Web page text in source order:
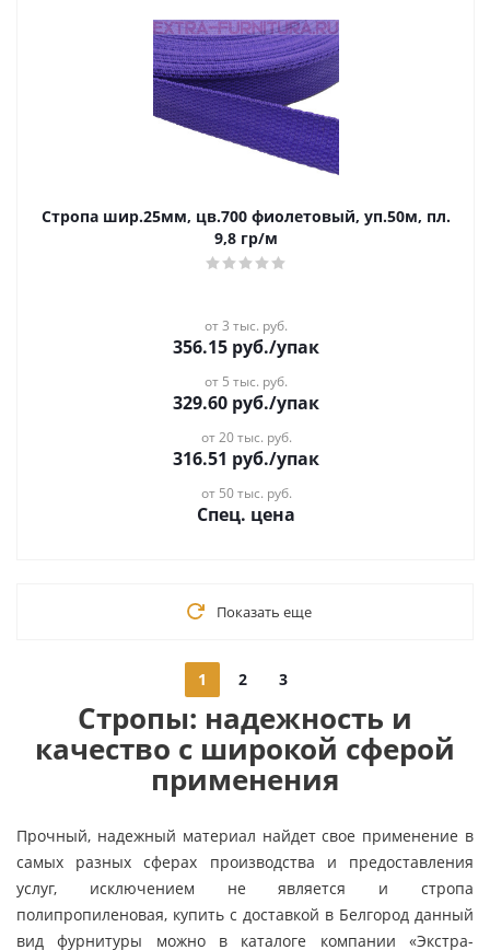
Стропа шир.25мм, цв.700 фиолетовый, уп.50м, пл.
9,8 гр/м
от 3 тыс. руб.
356.15 руб./упак
от 5 тыс. руб.
329.60 руб./упак
от 20 тыс. руб.
316.51 руб./упак
от 50 тыс. руб.
Спец. цена
Показать еще
1 2 3
Стропы: надежность и
качество с широкой сферой
применения
Прочный, надежный материал найдет свое применение в
самых разных сферах производства и предоставления
услуг, исключением не является и стропа
полипропиленовая, купить с доставкой в Белгород данный
вид фурнитуры можно в каталоге компании «Экстра-